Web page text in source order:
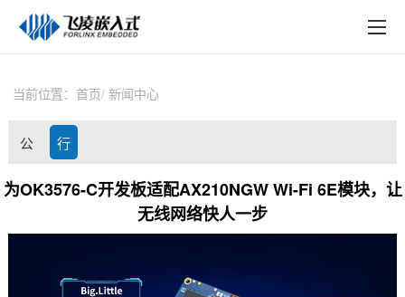
技术与支持
在线文档
方案定制
关于飞凌
在线购买
当前位置： 首页 新闻中心
公
司
行
业
为OK3576-C开发板适配AX210NGW Wi-Fi 6E模块，让
无线网络快人一步